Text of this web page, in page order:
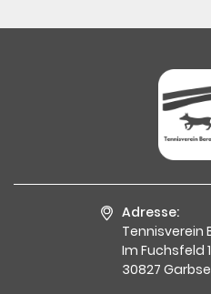
Adresse:
Tennisverein
Im Fuchsfeld 1
30827